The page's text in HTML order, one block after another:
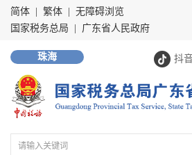
简体 繁体
无障碍浏览
国家税务总局
广东省人民政府
抖
珠海